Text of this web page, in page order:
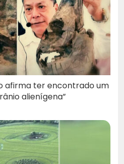
afirma ter encontrado um
alienígena”